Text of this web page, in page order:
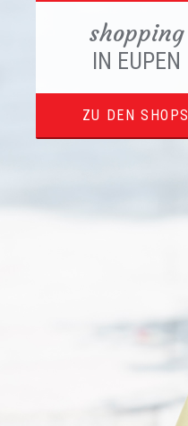
shopping
IN EUPEN
ZU DEN SHOPS